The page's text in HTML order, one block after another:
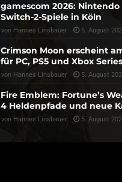
gamescom 2026:
Switch-2-Spiele in Köln
von Hannes Linsbauer 5. August
Crimson Moon erscheint
für PC, PS5 und Xbox
von Hannes Linsbauer 5. August
Fire Emblem: Fortune’s
4 Heldenpfade und neue
von Hannes Linsbauer 5. August